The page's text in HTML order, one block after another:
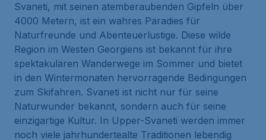
Svaneti, mit seinen atemberaubenden Gipfeln über
4000 Metern, ist ein wahres Paradies für
Naturfreunde und Abenteuerlustige. Diese wilde
Region im Westen Georgiens ist bekannt für ihre
spektakulären Wanderwege im Sommer und bietet
in den Wintermonaten hervorragende Bedingungen
zum Skifahren. Svaneti ist nicht nur für seine
Naturwunder bekannt, sondern auch für seine
einzigartige Kultur. In Upper-Svaneti werden immer
noch viele jahrhundertealte Traditionen lebendig